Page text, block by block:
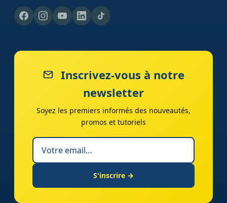
Inscrivez-vous à notre
newsletter
Soyez les premiers informés des nouveautés,
promos et tutoriels
S'inscrire →